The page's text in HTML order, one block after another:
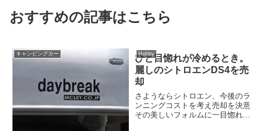
おすすめの記事はこちら
キャンピングカー Hobby
ひと目惚れが冷めるとき。
麗しのシトロエンDS4を売
却
さようならシトロエン、今後のラ
ンニングコストを考え売却を決意
その美しいフォルムに一目惚れし